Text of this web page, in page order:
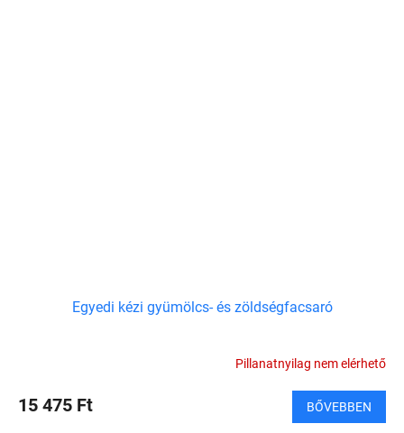
Egyedi kézi gyümölcs- és zöldségfacsaró
Pillanatnyilag nem elérhető
15 475 Ft BŐVEBBEN